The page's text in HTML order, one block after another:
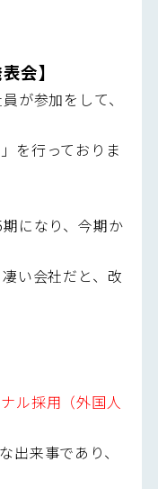
会】
が参加をして、
を行っておりま
になり、今期か
い会社だと、改
ル採用（外国人
出来事であり、